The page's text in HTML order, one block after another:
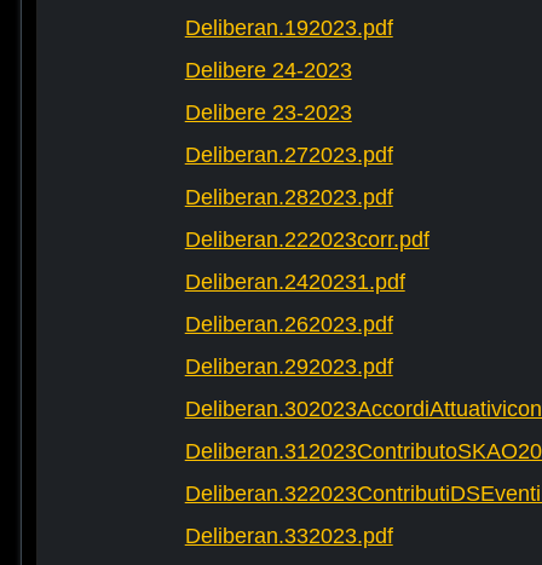
Deliberan.192023.pdf
Delibere 24-2023
Delibere 23-2023
Deliberan.272023.pdf
Deliberan.282023.pdf
Deliberan.222023corr.pdf
Deliberan.2420231.pdf
Deliberan.262023.pdf
Deliberan.292023.pdf
Deliberan.332023.pdf